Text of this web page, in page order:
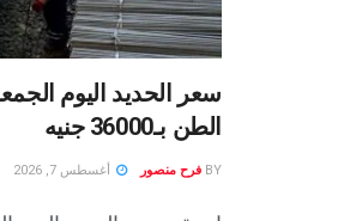
الطن بـ36000 جنيه
BY فرح منصور أغسطس 7, 2026